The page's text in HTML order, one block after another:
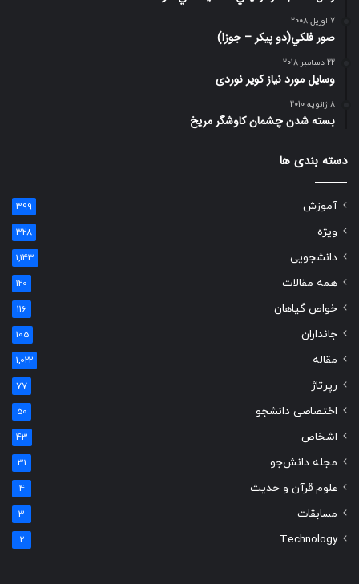
7 آوریل 2008
صور فلكي(دو پیکر – جوزا)
22 دسامبر 2018
وسایل مورد نیاز کویر نوردی
8 ژانویه 2010
بسته شدن چشمان کاوشگر مريخ
دسته بندی ها
آموزش 399
ویژه 328
دانشجویی 1,143
همه مقالات 120
خواص گیاهان 116
جانداران 105
مقاله 1,022
رپرتاژ 77
اختصاصی دانشجو 50
اشخاص 43
مجله دانش‌جو 31
علوم قرآن و حدیث 4
مسابقات 3
Technology
2